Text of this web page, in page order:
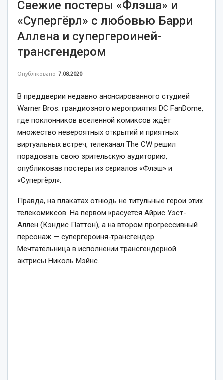
Свежие постеры «Флэша» и
«Супергёрл» с любовью Барри
Аллена и супергероиней-
трансгендером
Опубліковано 7.08.2020
В преддверии недавно анонсированного студией
Warner Bros. грандиозного мероприятия DC FanDome,
где поклонников вселенной комиксов ждёт
множество невероятных открытий и приятных
виртуальных встреч, телеканал The CW решил
порадовать свою зрительскую аудиторию,
опубликовав постеры из сериалов «Флэш» и
«Супергёрл».
Правда, на плакатах отнюдь не титульные герои этих
телекомиксов. На первом красуется Айрис Уэст-
Аллен (Кэндис Паттон), а на втором прогрессивный
персонаж — супергероиня-трансгендер
Мечтательница в исполнении трансгендерной
актрисы Николь Мэйнс.